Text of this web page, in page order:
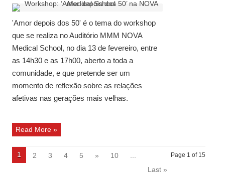
'Amor depois dos 50' é o tema do workshop
que se realiza no Auditório MMM NOVA
Medical School, no dia 13 de fevereiro, entre
as 14h30 e as 17h00, aberto a toda a
comunidade, e que pretende ser um
momento de reflexão sobre as relações
afetivas nas gerações mais velhas.
Read More »
Page 1 of 15
1 2 3 4 5 » 10
Last »